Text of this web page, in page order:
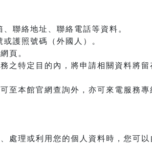
聯絡地址、聯絡電話等資料。
護照號碼（外國人）。
頁。
之特定目的內，將申請相關資料將
至本館官網查詢外，亦可來電服務專
處理或利用您的個人資料時，您可